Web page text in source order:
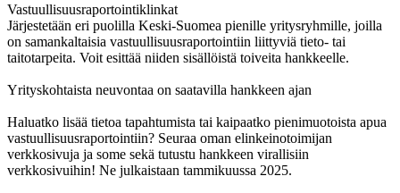
Vastuullisuusraportointiklinkat
Järjestetään eri puolilla Keski-Suomea pienille yritysryhmille, joilla
on samankaltaisia vastuullisuusraportointiin liittyviä tieto- tai
taitotarpeita. Voit esittää niiden sisällöistä toiveita hankkeelle.
Yrityskohtaista neuvontaa on saatavilla hankkeen ajan
Haluatko lisää tietoa tapahtumista tai kaipaatko pienimuotoista apua
vastuullisuusraportointiin? Seuraa oman elinkeinotoimijan
verkkosivuja ja some sekä tutustu hankkeen virallisiin
verkkosivuihin! Ne julkaistaan tammikuussa 2025.